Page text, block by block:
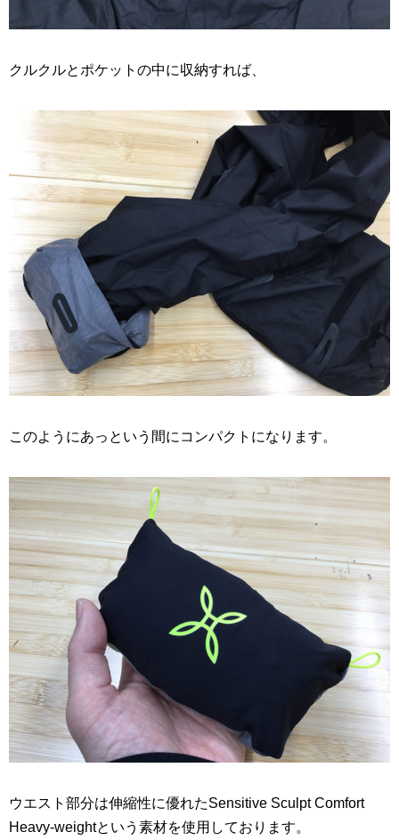
クルクルとポケットの中に収納すれば、
このようにあっという間にコンパクトになります。
ウエスト部分は伸縮性に優れたSensitive Sculpt Comfort
Heavy-weightという素材を使用しております。